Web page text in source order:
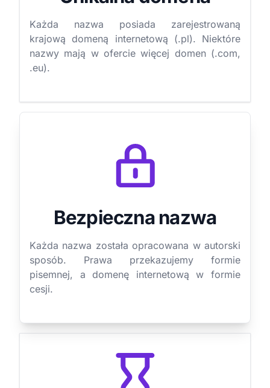
Każda nazwa posiada zarejestrowaną
krajową domeną internetową (.pl). Niektóre
nazwy mają w ofercie więcej domen (.com,
.eu).
Bezpieczna nazwa
Każda nazwa została opracowana w autorski
sposób. Prawa przekazujemy formie
pisemnej, a domenę internetową w formie
cesji.